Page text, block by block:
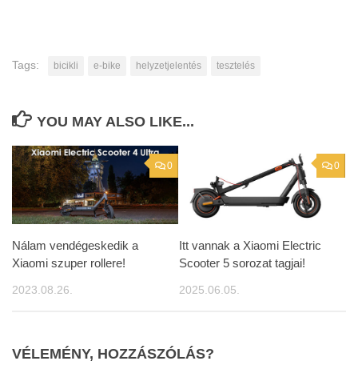
Tags: bicikli e-bike helyzetjelentés tesztelés
YOU MAY ALSO LIKE...
0
Nálam vendégeskedik a
Xiaomi szuper rollere!
2023.08.26.
0
Itt vannak a Xiaomi Electric
Scooter 5 sorozat tagjai!
2025.06.05.
VÉLEMÉNY, HOZZÁSZÓLÁS?